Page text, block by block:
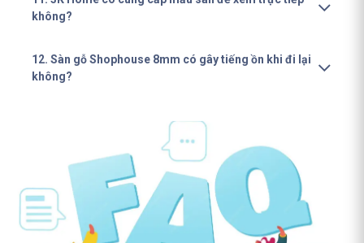
không?
12. Sàn gỗ Shophouse 8mm có gây tiếng ồn khi đi lại
không?